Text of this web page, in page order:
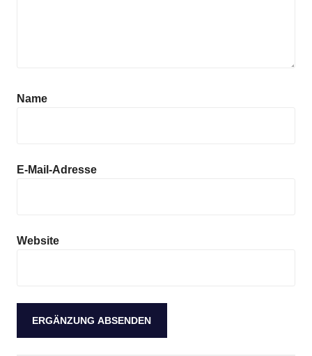
Name
E-Mail-Adresse
Website